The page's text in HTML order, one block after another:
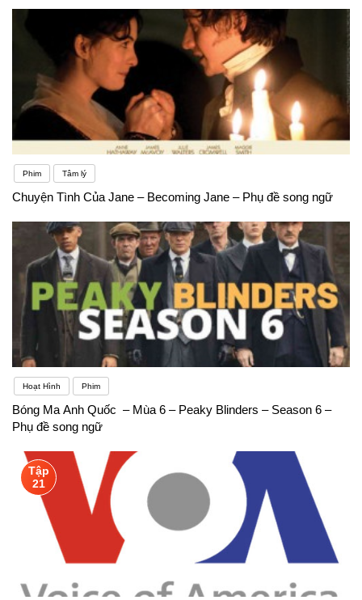
Phim Tâm lý
Chuyện Tình Của Jane – Becoming Jane – Phụ đề song ngữ
Hoạt Hình Phim
Bóng Ma Anh Quốc – Mùa 6 – Peaky Blinders – Season 6 –
Phụ đề song ngữ
Tập
21